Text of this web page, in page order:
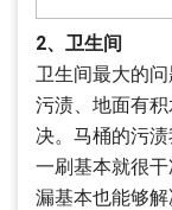
2、卫生间
卫生间最大的
污渍、地面有
决。马桶的污
一刷基本就很
漏基本也能够